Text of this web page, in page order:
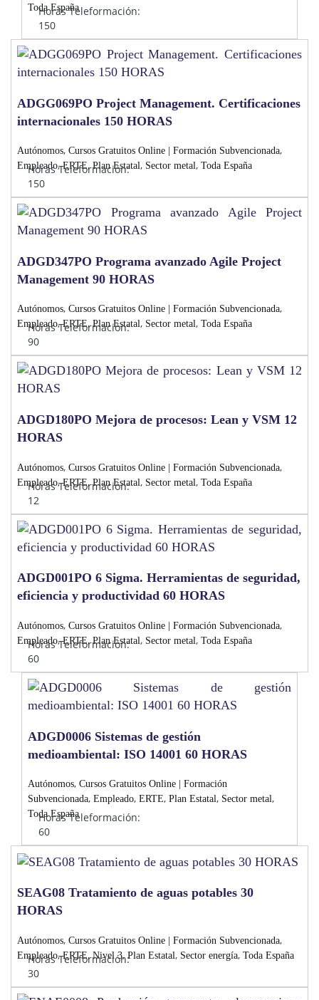
Toda España
Horas Teleformación:
150
ADGG069PO Project Management. Certificaciones
internacionales 150 HORAS
Autónomos, Cursos Gratuitos Online | Formación Subvencionada,
Empleado,ERTE,Plan Estatal, Sector metal, Toda España
Horas Teleformación:
150
ADGD347PO Programa avanzado Agile Project
Management 90 HORAS
Autónomos, Cursos Gratuitos Online | Formación Subvencionada,
Empleado,ERTE,Plan Estatal, Sector metal, Toda España
Horas Teleformación:
90
ADGD180PO Mejora de procesos: Lean y VSM 12
HORAS
Autónomos, Cursos Gratuitos Online | Formación Subvencionada,
Empleado,ERTE,Plan Estatal, Sector metal, Toda España
Horas Teleformación:
12
ADGD001PO 6 Sigma. Herramientas de seguridad,
eficiencia y productividad 60 HORAS
Autónomos, Cursos Gratuitos Online | Formación Subvencionada,
Empleado,ERTE,Plan Estatal, Sector metal, Toda España
Horas Teleformación:
60
ADGD0006 Sistemas de gestión
medioambiental: ISO 14001 60 HORAS
Autónomos, Cursos Gratuitos Online | Formación
Subvencionada, Empleado, ERTE, Plan Estatal, Sector metal,
Toda España
Horas Teleformación:
60
SEAG08 Tratamiento de aguas potables 30
HORAS
Autónomos, Cursos Gratuitos Online | Formación Subvencionada,
Empleado,ERTE,Nivel 3, Plan Estatal, Sector energía, Toda España
Horas Teleformación:
30